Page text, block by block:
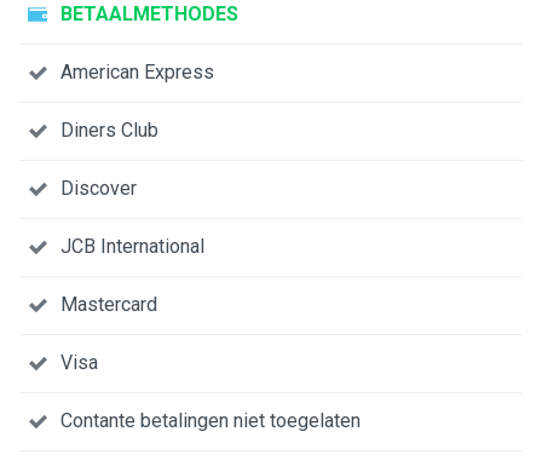
BETAALMETHODES
American Express
Diners Club
Discover
JCB International
Mastercard
Visa
Contante betalingen niet toegelaten